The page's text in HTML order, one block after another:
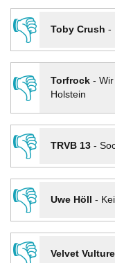
👎
Toby Crush -
👎
Torfrock-
Holstein
👎
TRVB 13-
👎
Uwe Höll -
👎
Velvet Vulture